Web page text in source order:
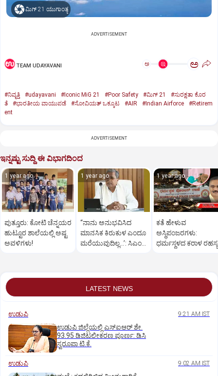
ಮಿಗ್‌ 21 ಯುಗಾಂತ್ಯ
ADVERTISEMENT
TEAM UDAYAVANI ಅ ಅ
#ನಿವೃತ್ತಿ #udayavani #Iconic MiG 21 #Poor Safety #ಮಿಗ್‌ 21
#ಸುರಕ್ಷತಾ ಕೊರ
ತೆ
#ಭಾರತೀಯ ವಾಯುಪಡೆ #ಸೋವಿಯತ್‌ ಒಕ್ಕೂಟ #AIR #Indian Airforce
#Retirem
ent
ADVERTISEMENT
ಇನ್ನಷ್ಟು ಸುದ್ದಿ ಈ ವಿಭಾಗದಿಂದ
1 year ago
ಪುತ್ತೂರು: ಕೋಟಿ ಚೆನ್ನಯರ
ಹುಟ್ಟೂರ ಶಾಲೆಯಲ್ಲಿ ಅಷ್ಟ
ಅವಳಿಗಳು!
1 year ago
“ನಾನು ಅನುಭವಿಸಿದ
ಮಾನಸಿಕ ಕಿರುಕುಳ ಎಂದೂ
ಮರೆಯುವುದಿಲ್ಲ…’: ಸಿಎಂ
1 year ago
ಕತೆ ಹೇಳುವ
ಅಸ್ಥಿಪಂಜರಗಳು:
ಧರ್ಮಸ್ಥಳದ‌ ಕರಾಳ ರಹಸ್ಯ
LATEST NEWS
ಉಡುಪಿ 9:21 AM IST
ಉಡುಪಿ ಜಿಲ್ಲೆಯಲ್ಲಿ ಎಸ್‌ಐಆರ್‌ ಶೇ.
93.95 ಡಿಜಿಟಲೀಕರಣ ಪೂರ್ಣ: ಡಿಸಿ
ಸ್ವರೂಪಾ ಟಿ.ಕೆ.
ಉಡುಪಿ 9:02 AM IST